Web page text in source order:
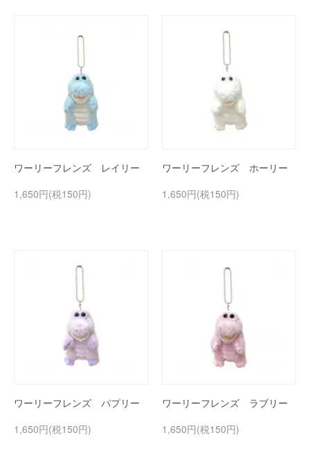
ワーリーフレンズ レイリー
1,650円(税150円)
ワーリーフレンズ ホーリー
1,650円(税150円)
ワーリーフレンズ パプリー
1,650円(税150円)
ワーリーフレンズ ラブリー
1,650円(税150円)